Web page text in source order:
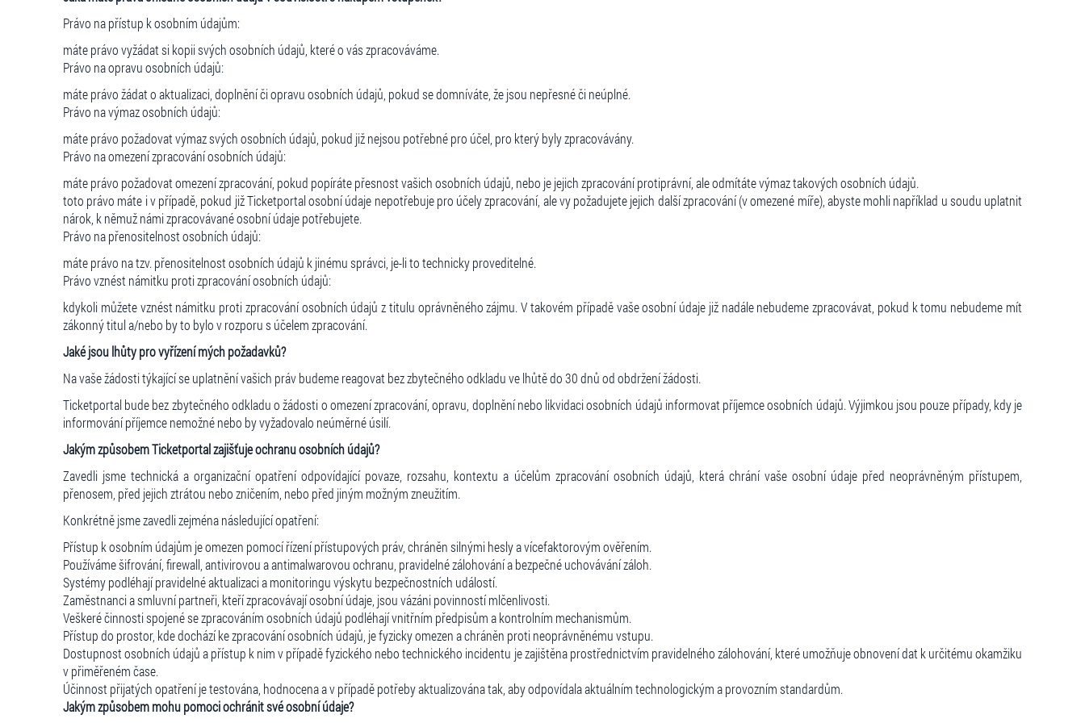
Právo na přístup k osobním údajům:
máte právo vyžádat si kopii svých osobních údajů, které o vás zpracováváme.
Právo na opravu osobních údajů:
máte právo žádat o aktualizaci, doplnění či opravu osobních údajů, pokud se domníváte, že jsou nepřesné či neúplné.
Právo na výmaz osobních údajů:
máte právo požadovat výmaz svých osobních údajů, pokud již nejsou potřebné pro účel, pro který byly zpracovávány.
Právo na omezení zpracování osobních údajů:
máte právo požadovat omezení zpracování, pokud popíráte přesnost vašich osobních údajů, nebo je jejich zpracování protiprávní, ale odmítáte výmaz takových osobních údajů.
toto právo máte i v případě, pokud již Ticketportal osobní údaje nepotřebuje pro účely zpracování, ale vy požadujete jejich další zpracování (v omezené míře), abyste mohli například u soudu uplatnit
nárok, k němuž námi zpracovávané osobní údaje potřebujete.
Právo na přenositelnost osobních údajů:
máte právo na tzv. přenositelnost osobních údajů k jinému správci, je-li to technicky proveditelné.
Právo vznést námitku proti zpracování osobních údajů:
kdykoli můžete vznést námitku proti zpracování osobních údajů z titulu oprávněného zájmu. V takovém případě vaše osobní údaje již nadále nebudeme zpracovávat, pokud k tomu nebudeme mít
zákonný titul a/nebo by to bylo v rozporu s účelem zpracování.
Jaké jsou lhůty pro vyřízení mých požadavků?
Na vaše žádosti týkající se uplatnění vašich práv budeme reagovat bez zbytečného odkladu ve lhůtě do 30 dnů od obdržení žádosti.
Ticketportal bude bez zbytečného odkladu o žádosti o omezení zpracování, opravu, doplnění nebo likvidaci osobních údajů informovat příjemce osobních údajů. Výjimkou jsou pouze případy, kdy je
informování příjemce nemožné nebo by vyžadovalo neúměrné úsilí.
Jakým způsobem Ticketportal zajišťuje ochranu osobních údajů?
Zavedli jsme technická a organizační opatření odpovídající povaze, rozsahu, kontextu a účelům zpracování osobních údajů, která chrání vaše osobní údaje před neoprávněným přístupem,
přenosem, před jejich ztrátou nebo zničením, nebo před jiným možným zneužitím.
Konkrétně jsme zavedli zejména následující opatření:
Přístup k osobním údajům je omezen pomocí řízení přístupových práv, chráněn silnými hesly a vícefaktorovým ověřením.
Používáme šifrování, firewall, antivirovou a antimalwarovou ochranu, pravidelné zálohování a bezpečné uchovávání záloh.
Systémy podléhají pravidelné aktualizaci a monitoringu výskytu bezpečnostních událostí.
Zaměstnanci a smluvní partneři, kteří zpracovávají osobní údaje, jsou vázáni povinností mlčenlivosti.
Veškeré činnosti spojené se zpracováním osobních údajů podléhají vnitřním předpisům a kontrolním mechanismům.
Přístup do prostor, kde dochází ke zpracování osobních údajů, je fyzicky omezen a chráněn proti neoprávněnému vstupu.
Dostupnost osobních údajů a přístup k nim v případě fyzického nebo technického incidentu je zajištěna prostřednictvím pravidelného zálohování, které umožňuje obnovení dat k určitému okamžiku
v přiměřeném čase.
Účinnost přijatých opatření je testována, hodnocena a v případě potřeby aktualizována tak, aby odpovídala aktuálním technologickým a provozním standardům.
Jakým způsobem mohu pomoci ochránit své osobní údaje?